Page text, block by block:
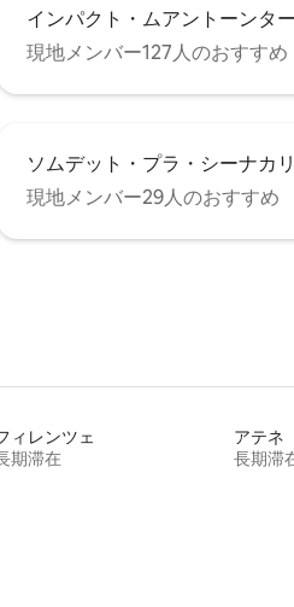
インパクト・ムアントーンタ
現地メンバー127人のおすすめ
ソムデット・プラ・シーナカ
現地メンバー29人のおすすめ
ィレンツェ
期滞在
アテネ
長期滞